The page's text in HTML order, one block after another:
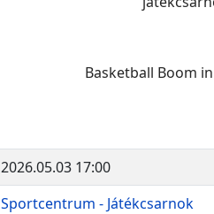
2026.05.03 17:00
Sportcentrum - Játékcsarnok